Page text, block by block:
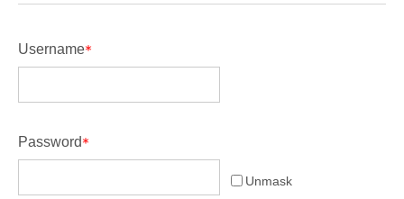
Username
Password
Unmask